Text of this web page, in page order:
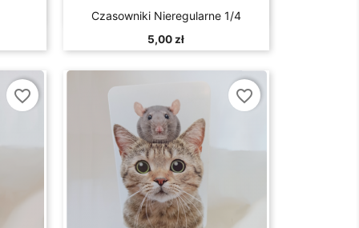
Szybki podgląd
Czasowniki Nieregularne 1/4
5,00 zł
favorite_border favorite_border